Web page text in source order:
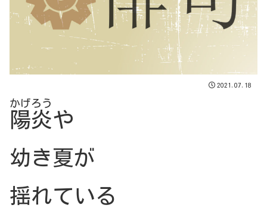
2021.07.18
陽炎
かげろう
や
幼き夏が
揺れている